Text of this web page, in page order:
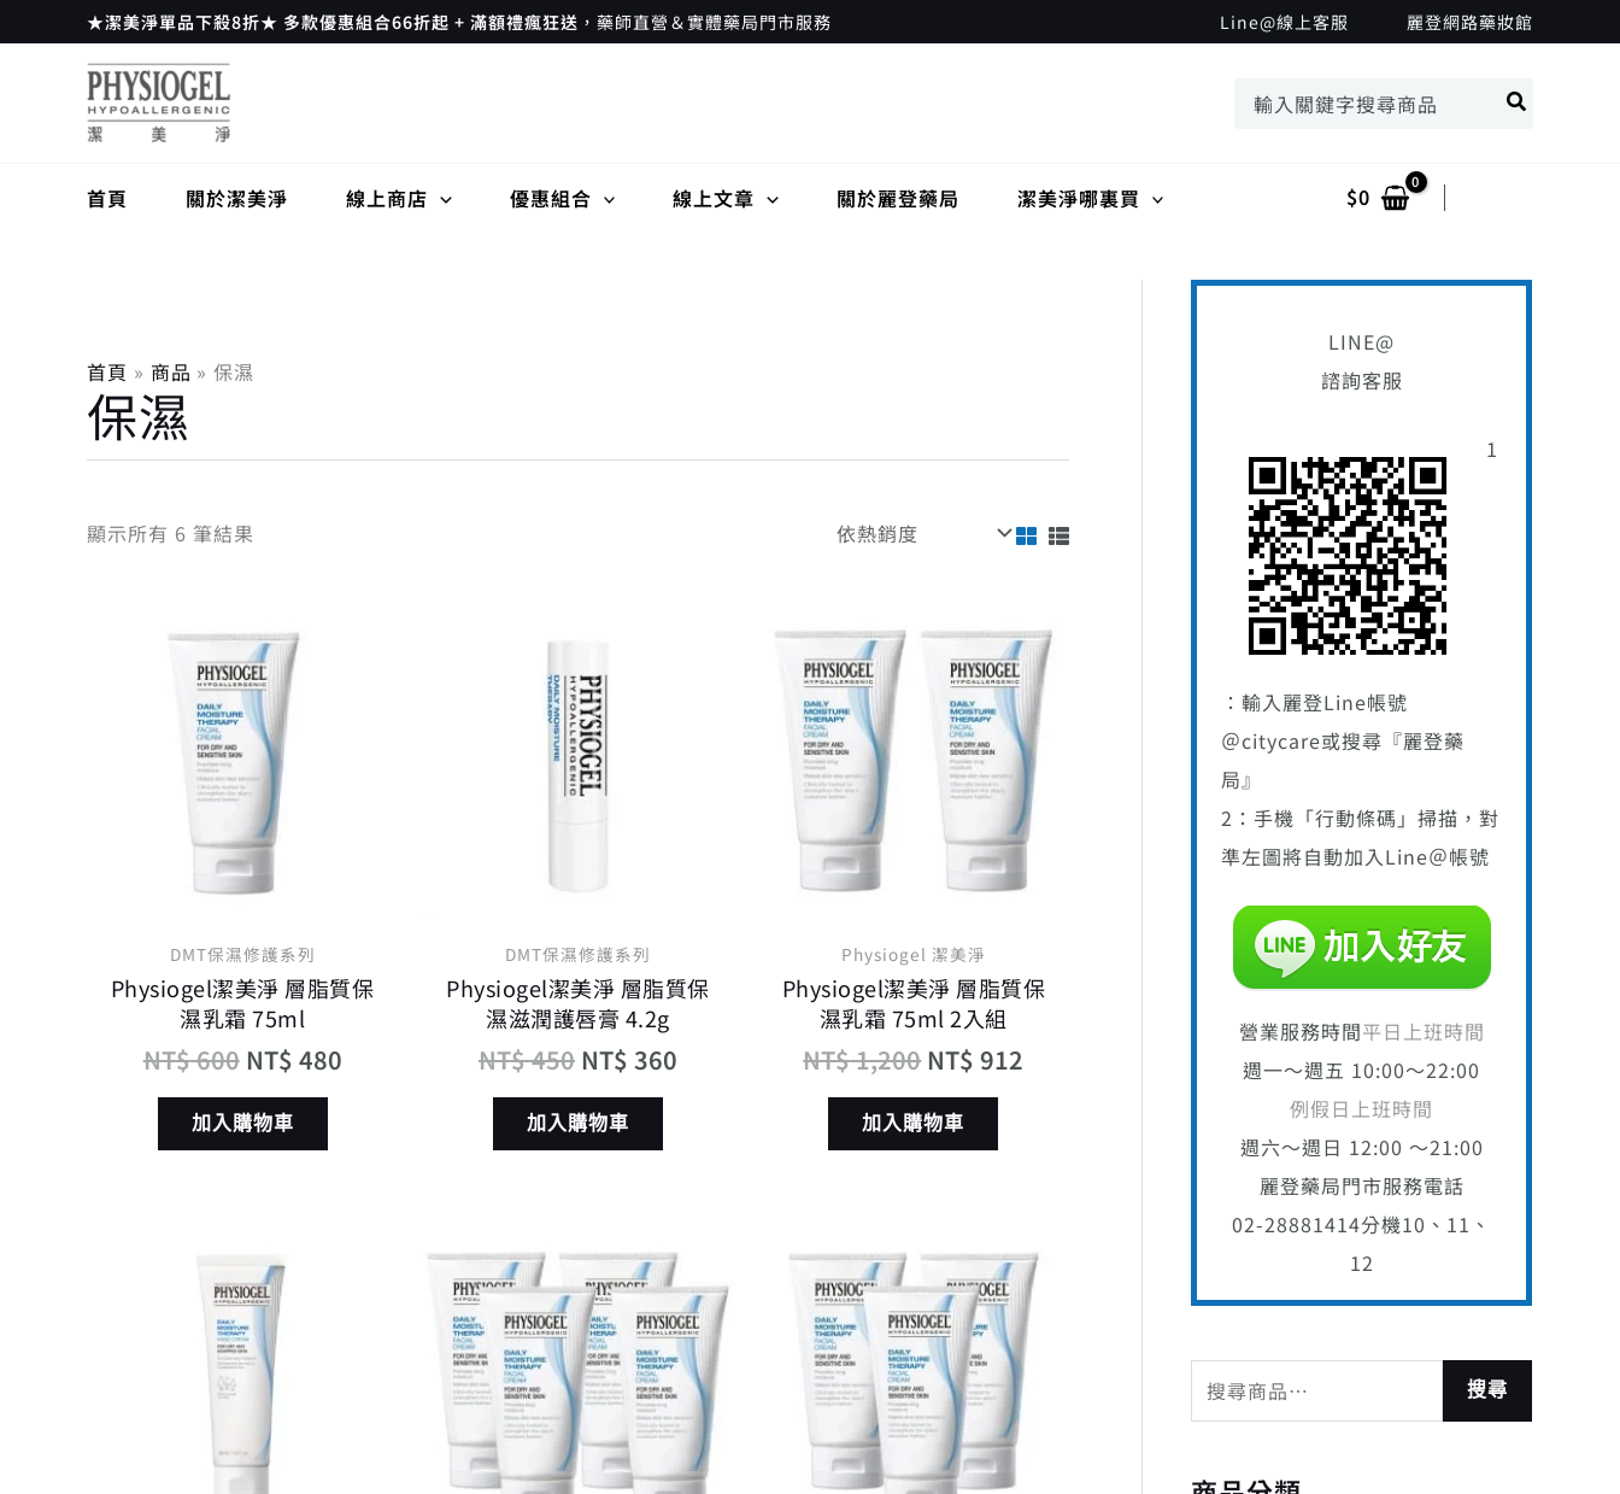
至
★潔美淨單品下殺8折★ 多款優惠組合66折起 + 滿額禮瘋狂送 ，藥師直營＆實體藥局門市服務 Line@線上客服 麗登網路藥妝館
尋：
首頁 關於潔美淨 線上商店 優惠組合 線上文章 關於麗登藥局 潔美淨哪裏買 $0
首頁 商品 保濕
保濕
顯示所有 6 筆結果
依
熱
銷
DMT保濕修護系列
Physiogel潔美淨 層脂質保
濕乳霜 75ml
NT$600
始
價
格：
NT$ 600。
NT$ 480
加入購物車
DMT保濕修護系列
Physiogel潔美淨 層脂質保
濕滋潤護唇膏 4.2g
NT$450
價
格：
NT$ 450。
NT$ 360
加入購物車
Physiogel 潔美淨
Physiogel潔美淨 層脂質保
濕乳霜 75ml 2入組
NT$1,200
價
格：
NT$ 1,200。
NT$ 912
前
價
格：
NT$ 912。
加入購物車
始
價
格：
NT$ 450。 NT$ 360。
原
始
價
格：
NT$ 2,400。
價
格：
NT$ 1,632。
價
格：
NT$ 1,800。
目
前
LINE@
諮詢客服
1
：輸入麗登Line帳號
＠citycare或搜尋『麗登藥
局』
2：手機「行動條碼」掃描，對
準左圖將自動加入Line＠帳號
營業服務時間平日上班時間
週一～週五 10:00～22:00
例假日上班時間
週六～週日 12:00 ～21:00
麗登藥局門市服務電話
02-28881414分機10、11、
12
搜尋